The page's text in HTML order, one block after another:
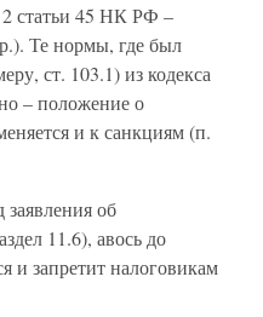
2 статьи 45 НК РФ –
Те нормы, где был
ст. 103.1) из кодекса
– положение о
и к санкциям (п.
заявления об
11.6), авось до
и запретит налоговикам